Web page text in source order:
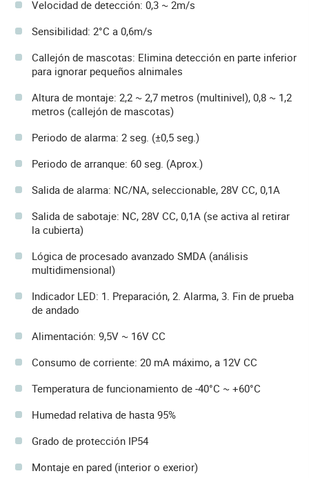
Velocidad de detección: 0,3 ~ 2m/s
Sensibilidad: 2°C a 0,6m/s
Callejón de mascotas: Elimina detección en parte inferior
para ignorar pequeños alnimales
Altura de montaje: 2,2 ~ 2,7 metros (multinivel), 0,8 ~ 1,2
metros (callejón de mascotas)
Periodo de alarma: 2 seg. (±0,5 seg.)
Periodo de arranque: 60 seg. (Aprox.)
Salida de alarma: NC/NA, seleccionable, 28V CC, 0,1A
Salida de sabotaje: NC, 28V CC, 0,1A (se activa al retirar
la cubierta)
Lógica de procesado avanzado SMDA (análisis
multidimensional)
Indicador LED: 1. Preparación, 2. Alarma, 3. Fin de prueba
de andado
Alimentación: 9,5V ~ 16V CC
Consumo de corriente: 20 mA máximo, a 12V CC
Temperatura de funcionamiento de -40°C ~ +60°C
Humedad relativa de hasta 95%
Grado de protección IP54
Montaje en pared (interior o exerior)